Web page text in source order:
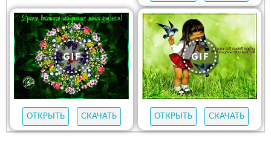
ОТКРЫТЬ СКАЧАТЬ ОТКРЫТЬ СКАЧАТЬ